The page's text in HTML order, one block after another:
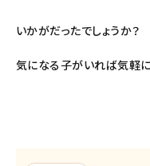
いかがだったでしょうか？
気になる子がいれば気軽